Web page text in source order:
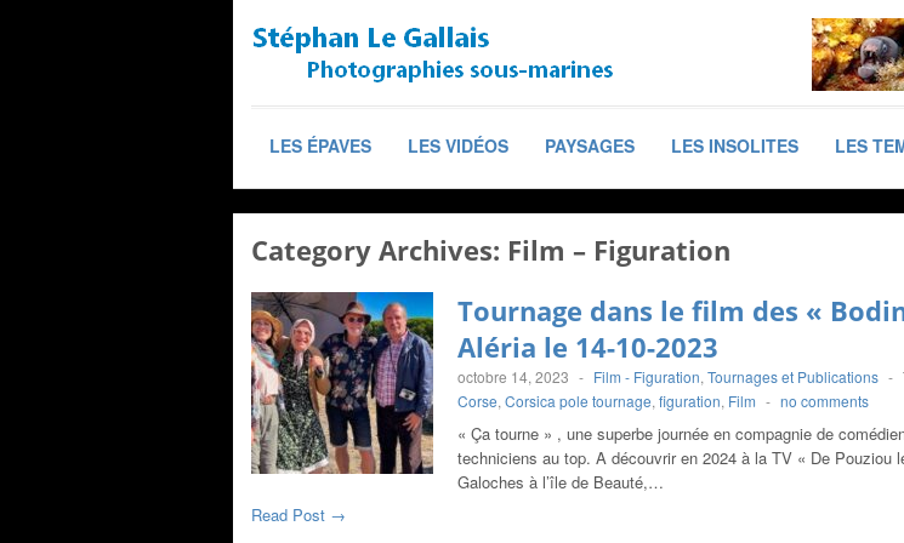
LES ÉPAVES LES VIDÉOS PAYSAGES LES INSOLITES LES
Category Archives: Film – Figuration
Tournage dans le film des «
Aléria le 14-10-2023
octobre 14, 2023 - Film - Figuration, Tournages et Publications -
Corse, Corsica pole tournage, figuration, Film - no comments
« Ça tourne » , une superbe journée en compagnie de
techniciens au top. A découvrir en 2024 à la TV « De Pouziou
Galoches à l’île de Beauté,…
Read Post →